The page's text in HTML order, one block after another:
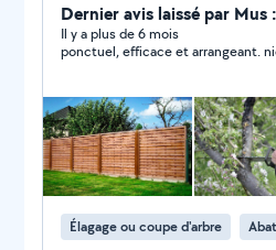
haie, taille arbre fruitier,
pérein a marsat tonte de pelouse ,plante arbre ,
entretien des clôtures,
revêtement terrasse,
est pavé est de
Je ponctuelle, travaille
Dernier avis laissé par Mus
Il y a plus de 6 mois
ponctuel, efficace et arrangeant.
Élagage ou coupe d'arbre